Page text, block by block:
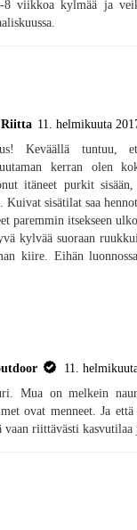
8 viikkoa kylmää ja
Riitta 11. helmikuuta
Keväällä tuntuu,
kerran olen
itäneet purkit
Kuivat sisätilat saa
paremmin itsekseen
kylvää suoraan
kiire. Eihän
11.
Mua on melkein
ovat menneet. Ja
vaan riittävästi kasvutilaa